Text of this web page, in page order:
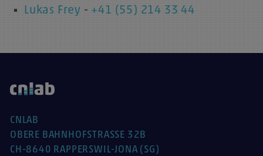
Lukas Frey - +41 (55) 214 33 44
CNLAB
OBERE BAHNHOFSTRASSE 32B
CH-8640 RAPPERSWIL-JONA (SG)